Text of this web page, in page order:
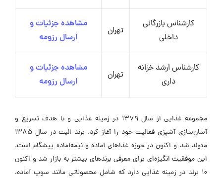
کارشناس بازرگانی
داخلی
تهران
مشاهده جزئیات و
ارسال رزومه
کارشناس ارشد خزانه
داری
تهران
مشاهده جزئیات و
ارسال رزومه
مجموعه غذایی از سال 1379 در زمینه غذایی و با هدف تسریع و
آسان‌سازی آشپزی فعالیت خود را آغاز کرد. برند الیت در سال 1385
متولد شد و اکنون در حوزه غذاهای آماده و نیمه‌آماده پیشگام است.
این موفقیت انگیزه‌ای برای معرفی برندهای بیشتر به بازار شد و اکنون
10 برند در زمینه غذایی دارد که شامل محصولاتی مانند سوپ آماده،